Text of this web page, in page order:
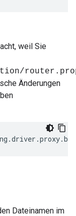
weil Sie
Änderungen
.driver .proxy.
Dateinamen im